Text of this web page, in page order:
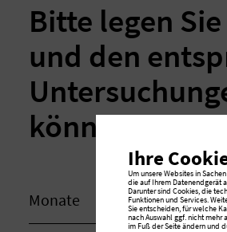
Bitte legen
und den
können.
Monate
Ihre
Um unsere Websites in
die auf Ihrem Datenendgerät
Darunter sind Cookies, die
Funktionen und Services.
Sie entscheiden, für welche
nach Auswahl ggf. nicht mehr
im Fuß der Seite ändern und